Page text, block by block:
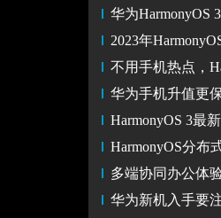
华为HarmonyOS 3升级新计划公布 华
2023年HarmonyOS 3最新升级进展：
不用手机热点，HarmonyOS 3多设备移动
华为手机升值更保值，盘点我心目中的
HarmonyOS 3最新升级进展：nova 7 5G
HarmonyOS分布式技术的奥义，
多端协同办公体验的天花板？HarmonyOS
华为新机入手要注意什么？别忘了第一